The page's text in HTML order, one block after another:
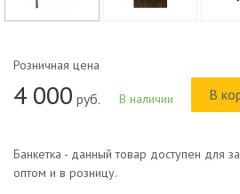
Розничная цена
4 000 руб. В наличии В
Банкетка - данный товар доступен для
оптом и в розницу.